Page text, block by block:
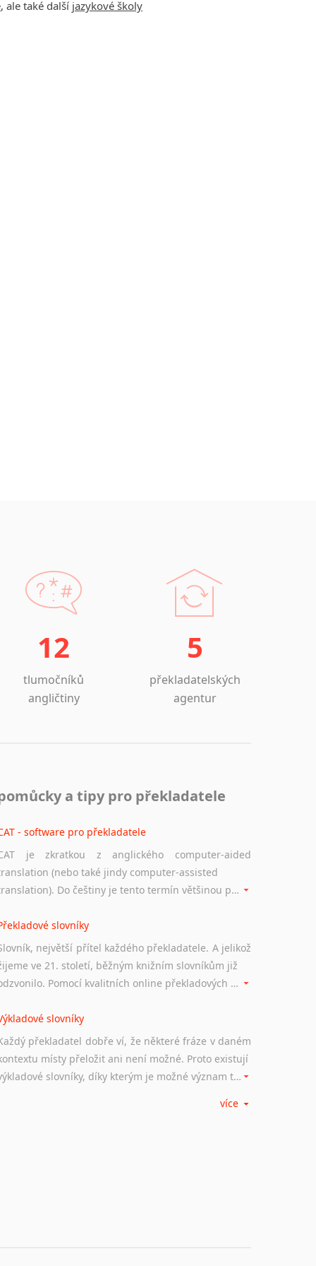
, ale také další jazykové školy
12
tlumočníků
angličtiny
5
překladatelských
agentur
a tipy pro překladatele
- software pro překladatele
je zkratkou z anglického computer-aided
(nebo také jindy computer-assisted
translation). Do češtiny je tento termín většinou překládán jako počítačem podporovaný překlad či překlad podporovaný počítačem. Nástroje CAT ukládají překládané fráze a při dalším překladu vám je automaticky nabízejí, takže se již nemusíte zdržovat s jejich dalším překládáním.
slovníky
největší přítel každého překladatele. A jelikož
ve 21. století, běžným knižním slovníkům již
odzvonilo. Pomocí kvalitních online překladových slovníků již nemusíte únavně listovat alfabetickým schématem uspořádání, stačí napsat vstupní frázi a dřív, než řeknete švec, vyskočí vám hledaný výraz.
slovníky
překladatel dobře ví, že některé fráze v daném
místy přeložit ani není možné. Proto existují
výkladové slovníky, díky kterým je možné význam takovýchto frází rozklíčovat.
více